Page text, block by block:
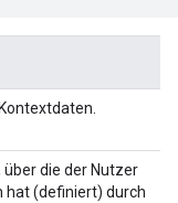
über die der Nutzer
hat (definiert) durch